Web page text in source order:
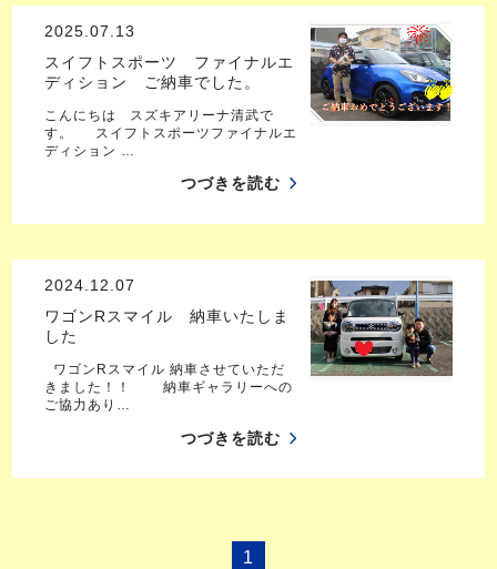
2025.07.13
スイフトスポーツ ファイナルエ
ディション ご納車でした。
こんにちは スズキアリーナ清武で
す。 スイフトスポーツファイナルエ
ディション …
つづきを読む
2024.12.07
ワゴンRスマイル 納車いたしま
した
ワゴンRスマイル 納車させていただ
きました！！ 納車ギャラリーへの
ご協力あり…
つづきを読む
1